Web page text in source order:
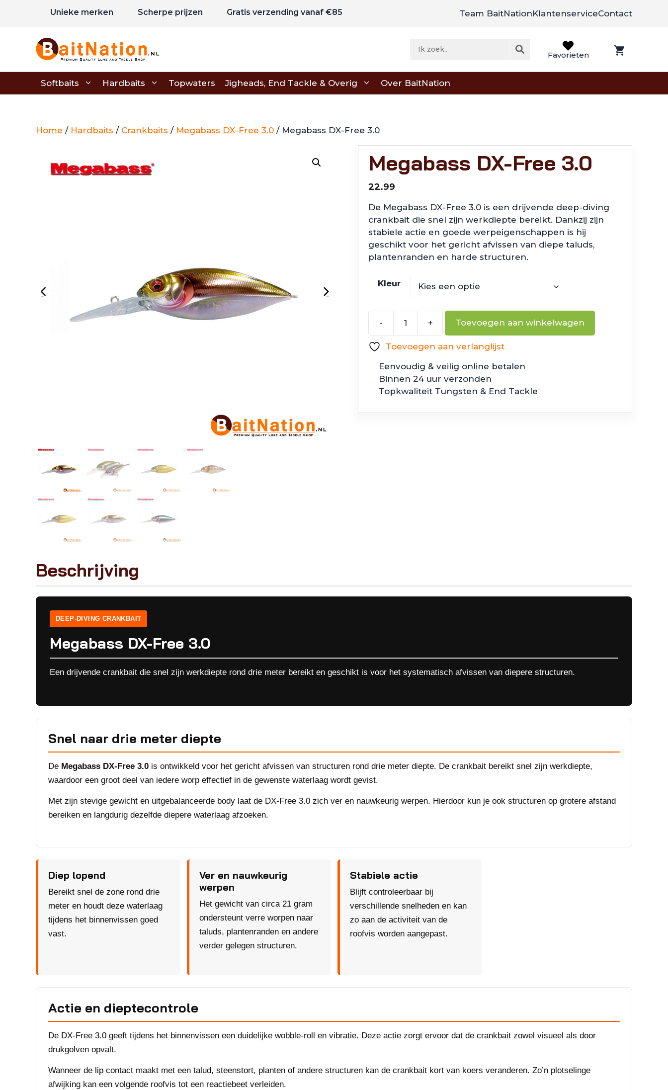
Unieke merken Scherpe prijzen Gratis verzending vanaf €85 Team BaitNationKlantenserviceContact
Favorieten
Softbaits Hardbaits Topwaters Jigheads, End Tackle & Overig Over BaitNation
Home / Hardbaits / Crankbaits / Megabass DX-Free 3.0 / Megabass DX-Free 3.0
Megabass DX-Free 3.0
22.99
De Megabass DX-Free 3.0 is een drijvende deep-diving
crankbait die snel zijn werkdiepte bereikt. Dankzij zijn
stabiele actie en goede werpeigenschappen is hij
geschikt voor het gericht afvissen van diepe taluds,
plantenranden en harde structuren.
Kleur
-
Megabass
DX-
Free
3.0
aantal
+ Toevoegen aan winkelwagen
Toevoegen aan verlanglijst
Eenvoudig & veilig online betalen
Binnen 24 uur verzonden
Topkwaliteit Tungsten & End Tackle
Beschrijving
DEEP-DIVING CRANKBAIT
Megabass DX-Free 3.0
Een drijvende crankbait die snel zijn werkdiepte rond drie meter bereikt en geschikt is voor het systematisch afvissen van diepere structuren.
Snel naar drie meter diepte
De Megabass DX-Free 3.0 is ontwikkeld voor het gericht afvissen van structuren rond drie meter diepte. De crankbait bereikt snel zijn werkdiepte,
waardoor een groot deel van iedere worp effectief in de gewenste waterlaag wordt gevist.
Met zijn stevige gewicht en uitgebalanceerde body laat de DX-Free 3.0 zich ver en nauwkeurig werpen. Hierdoor kun je ook structuren op grotere afstand
bereiken en langdurig dezelfde diepere waterlaag afzoeken.
Diep lopend
Bereikt snel de zone rond drie
meter en houdt deze waterlaag
tijdens het binnenvissen goed
vast.
Ver en nauwkeurig
werpen
Het gewicht van circa 21 gram
ondersteunt verre worpen naar
taluds, plantenranden en andere
verder gelegen structuren.
Stabiele actie
Blijft controleerbaar bij
verschillende snelheden en kan
zo aan de activiteit van de
roofvis worden aangepast.
Actie en dieptecontrole
De DX-Free 3.0 geeft tijdens het binnenvissen een duidelijke wobble-roll en vibratie. Deze actie zorgt ervoor dat de crankbait zowel visueel als door
drukgolven opvalt.
Wanneer de lip contact maakt met een talud, steenstort, planten of andere structuren kan de crankbait kort van koers veranderen. Zo’n plotselinge
afwijking kan een volgende roofvis tot een reactiebeet verleiden.